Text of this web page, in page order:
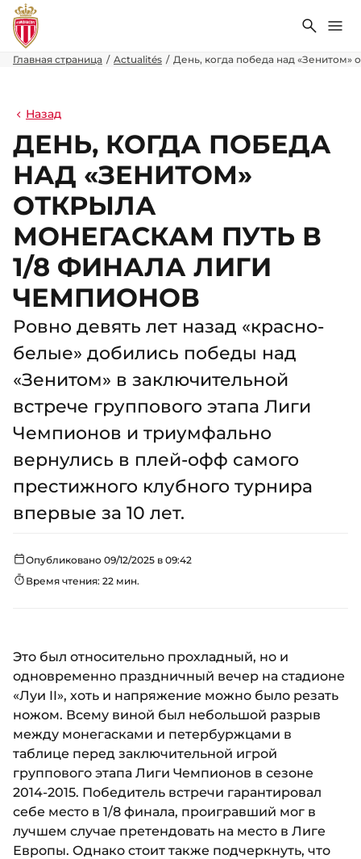
Поиск
Главная страница Actualités День, когда победа над «Зенитом»
Назад
ДЕНЬ, КОГДА ПОБЕДА
НАД «ЗЕНИТОМ»
ОТКРЫЛА
МОНЕГАСКАМ ПУТЬ В
1/8 ФИНАЛА ЛИГИ
ЧЕМПИОНОВ
Ровно девять лет назад «красно-
белые» добились победы над
«Зенитом» в заключительной
встрече группового этапа Лиги
Чемпионов и триумфально
вернулись в плей-офф самого
престижного клубного турнира
впервые за 10 лет.
Опубликовано 09/12/2025 в 09:42
Время чтения: 22 мин.
Это был относительно прохладный, но и
одновременно праздничный вечер на стадионе
«Луи II», хоть и напряжение можно было резать
ножом. Всему виной был небольшой разрыв
между монегасками и петербуржцами в
таблице перед заключительной игрой
группового этапа Лиги Чемпионов в сезоне
2014-2015. Победитель встречи гарантировал
себе место в 1/8 финала, проигравший мог в
лучшем случае претендовать на место в Лиге
Европы. Однако стоит также подчеркнуть, что